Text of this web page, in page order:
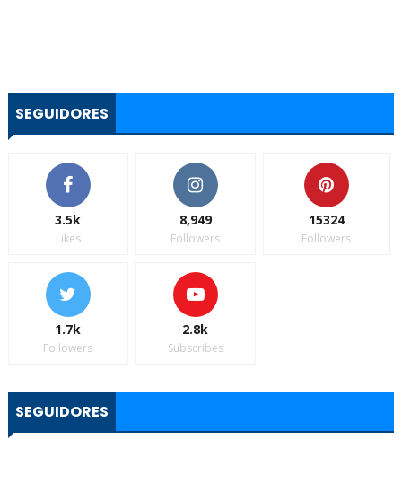
SEGUIDORES
3.5k
Likes
8,949
Followers
15324
Followers
1.7k
Followers
2.8k
Subscribes
SEGUIDORES